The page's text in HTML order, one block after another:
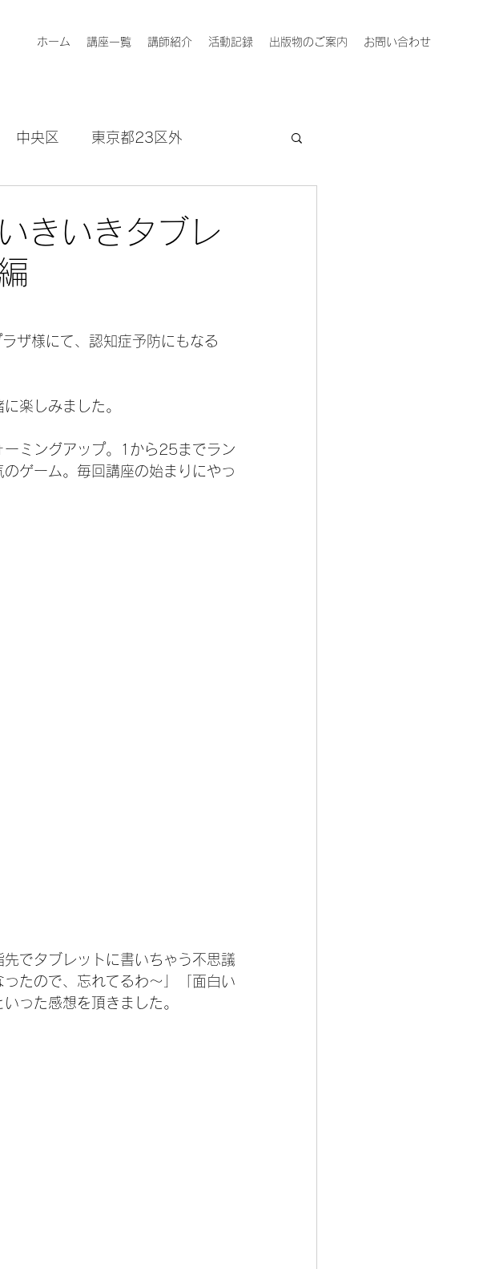
ホーム 講座一覧 講師紹介 活動記録 出版物のご案内 お問い合わせ
中央区 東京都23区外
きいきタブレ
ザ様にて、認知症予防にもなる
楽しみました。
ーミングアップ。1から25までラン
ゲーム。毎回講座の始まりにやっ
でタブレットに書いちゃう不思議
たので、忘れてるわ〜」「面白い
った感想を頂きました。